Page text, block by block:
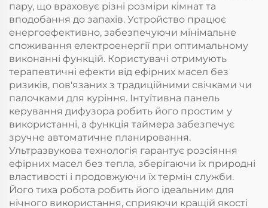
пару, що враховує різні розміри кімнат та
вподобання до запахів. Устройство працює
енергоефективно, забезпечуючи мінімальне
споживання електроенергії при оптимальному
виконанні функцій. Користувачі отримують
терапевтичні ефекти від ефірних масел без
ризиків, пов'язаних з традиційними свічками чи
палочками для куріння. Інтуїтивна панель
керування дифузора робить його простим у
використанні, а функція таймера забезпечує
зручне автоматичне планировання.
Ультразвукова технологія гарантує розсіяння
ефірних масел без тепла, зберігаючи їх природні
властивості і продовжуючи їх термін служби.
Його тиха робота робить його ідеальним для
нічного використання, сприяючи кращій якості